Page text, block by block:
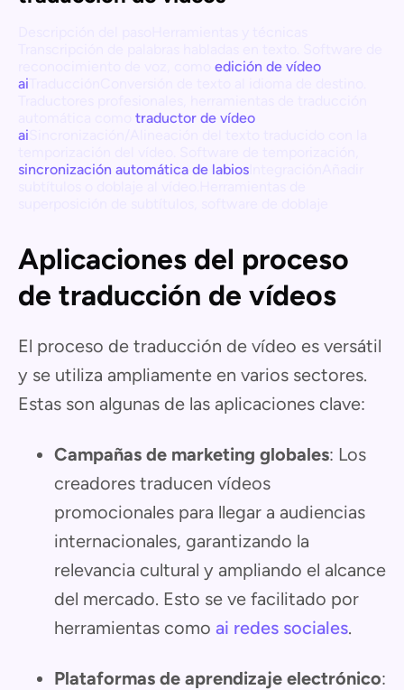
edición de vídeo
ai
traductor de vídeo
ai
sincronización automática de labios
Aplicaciones del proceso
de traducción de vídeos
El proceso de traducción de vídeo es versátil
y se utiliza ampliamente en varios sectores.
Estas son algunas de las aplicaciones clave:
Campañas de marketing globales: Los
creadores traducen vídeos
promocionales para llegar a audiencias
internacionales, garantizando la
relevancia cultural y ampliando el alcance
del mercado. Esto se ve facilitado por
herramientas como ai redes sociales.
Plataformas de aprendizaje electrónico: